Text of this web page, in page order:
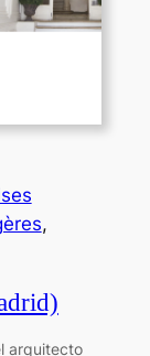
arquitecto